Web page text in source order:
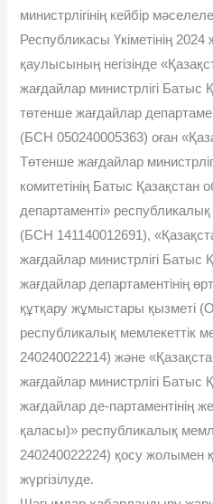
министрлігінің кейбір
Республикасы Үкіметінің
қаулысының негізінде
жағдайлар министрлігі
төтенше жағдайлар
(БСН 050240005363) оған
Төтенше жағдайлар министрлігі
комитетінің Батыс
департаменті»
(БСН 141140012691),
жағдайлар министрлігі
жағдайлар департаментінің
құтқару жұмыстары қызметі
республикалық мемлекеттік
240240022214) және
жағдайлар министрлігі
жағдайлар де-партаментінің
қаласы)» республикалық
240240022224) қосу жолымен
жүргізілуде.